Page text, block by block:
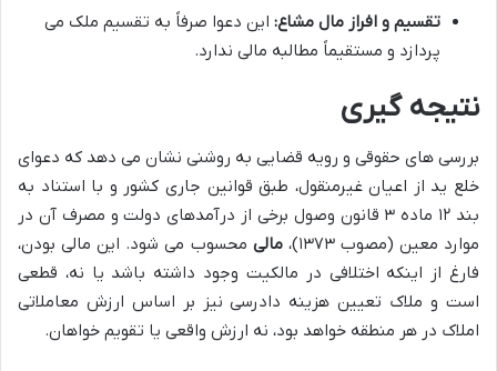
تقسیم و افراز مال مشاع: این دعوا صرفاً به تقسیم ملک می
پردازد و مستقیماً مطالبه مالی ندارد.
نتیجه گیری
بررسی های حقوقی و رویه قضایی به روشنی نشان می دهد که دعوای
خلع ید از اعیان غیرمنقول، طبق قوانین جاری کشور و با استناد به
بند ۱۲ ماده ۳ قانون وصول برخی از درآمدهای دولت و مصرف آن در
موارد معین (مصوب ۱۳۷۳)،
مالی محسوب می شود. این مالی بودن،
فارغ از اینکه اختلافی در مالکیت وجود داشته باشد یا نه، قطعی
است و ملاک تعیین هزینه دادرسی نیز بر اساس ارزش معاملاتی
املاک در هر منطقه خواهد بود، نه ارزش واقعی یا تقویم خواهان.